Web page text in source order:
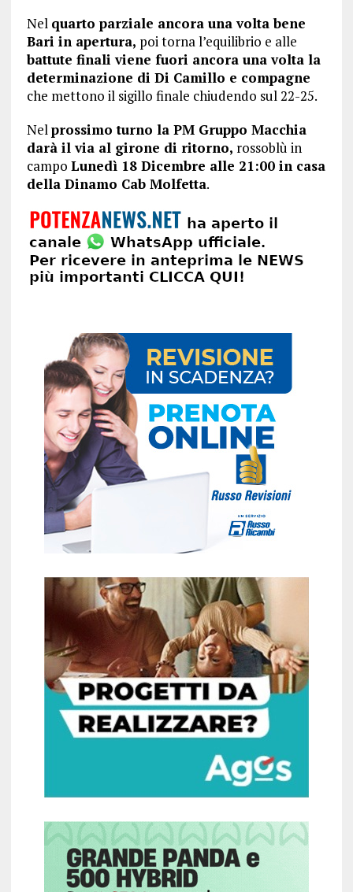
Nel quarto parziale ancora una volta bene
Bari in apertura, poi torna l’equilibrio e alle
battute finali viene fuori ancora una volta la
determinazione di Di Camillo e compagne
che mettono il sigillo finale chiudendo sul 22-25.
Nelprossimo turno la PM Gruppo Macchia
darà il via al girone di ritorno, rossoblù in
campo Lunedì 18 Dicembre alle 21:00 in casa
della Dinamo Cab Molfetta.